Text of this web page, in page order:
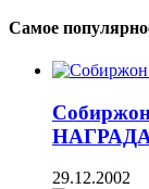
Самое
29.12.2002